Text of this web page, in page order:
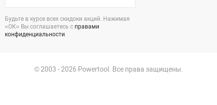
Будьте в курсе всех скидоки акций. Нажимая
«ОК» Вы соглашаетесь с правами
конфиденциальности.
© 2003 - 2026 Powertool. Все права защищены.